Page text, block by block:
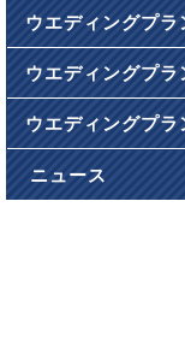
ウエディングプ
ウエディングプ
ウエディングプ
ニュース